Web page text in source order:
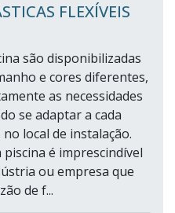
FLEXÍVEIS
são disponibilizadas
e cores diferentes,
as necessidades
se adaptar a cada
local de instalação.
é imprescindível
ou empresa que
de f...